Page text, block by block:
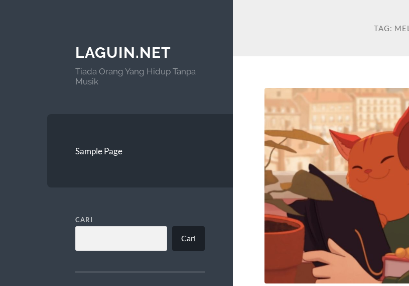
LAGUIN.NET
Tiada Orang Yang Hidup Tanpa
Musik
Sample Page
CARI
Cari
TAG: